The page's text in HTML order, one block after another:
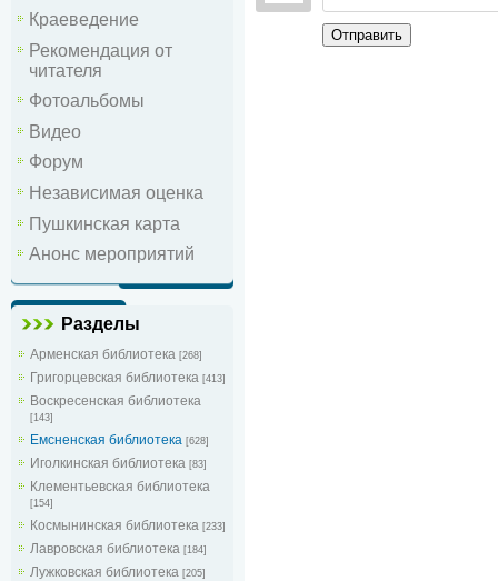
Краеведение
Рекомендация от
читателя
Фотоальбомы
Видео
Форум
Независимая оценка
Пушкинская карта
Анонс мероприятий
Разделы
Арменская библиотека [268]
Григорцевская библиотека [413]
Воскресенская библиотека
[143]
Емсненская библиотека [628]
Иголкинская библиотека [83]
Клементьевская библиотека
[154]
Космынинская библиотека [233]
Лавровская библиотека [184]
Лужковская библиотека [205]
Отправить